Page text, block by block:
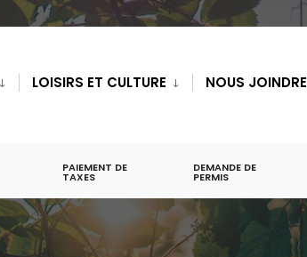
LOISIRS ET CULTURE NOUS JOINDRE
PAIEMENT DE
TAXES
DEMANDE DE
PERMIS